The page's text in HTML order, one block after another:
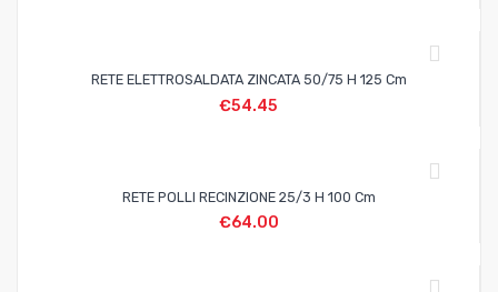
RETE ELETTROSALDATA ZINCATA 50/75 H 125 Cm
€54.45
RETE POLLI RECINZIONE 25/3 H 100 Cm
€64.00